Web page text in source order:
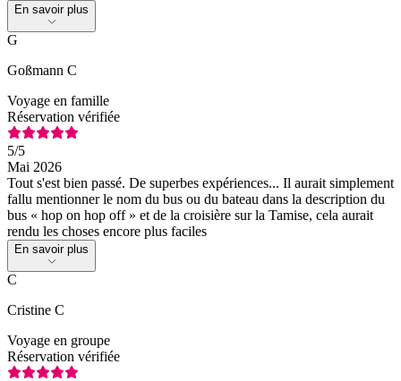
En savoir plus
G
Goßmann C
Voyage en famille
Réservation vérifiée
5/5
Mai 2026
Tout s'est bien passé. De superbes expériences... Il aurait simplement
fallu mentionner le nom du bus ou du bateau dans la description du
bus « hop on hop off » et de la croisière sur la Tamise, cela aurait
rendu les choses encore plus faciles
En savoir plus
C
Cristine C
Voyage en groupe
Réservation vérifiée